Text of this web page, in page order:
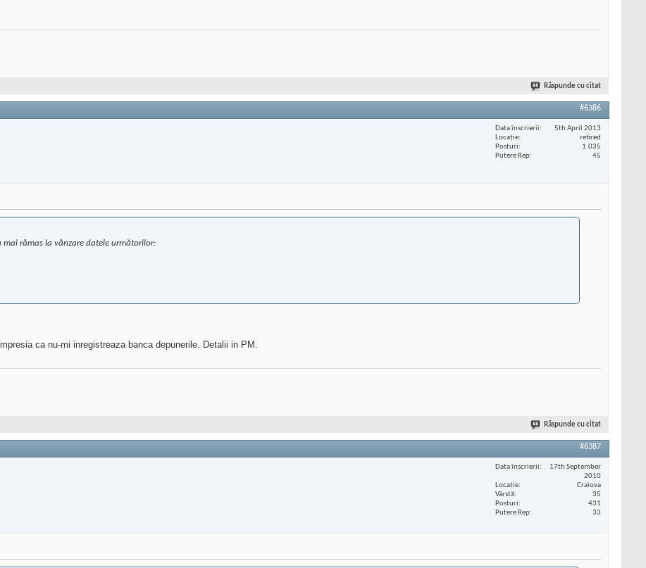
Răspunde cu citat
#6386
Data înscrierii
5th April 2013
Locaţie
retired
Posturi
1.035
Putere Rep
45
mai rămas la vânzare datele următorilor:
ca nu-mi inregistreaza banca depunerile. Detalii in PM.
Răspunde cu citat
#6387
Data înscrierii
17th September
2010
Locaţie
Craiova
Vârstă
35
Posturi
431
Putere Rep
33